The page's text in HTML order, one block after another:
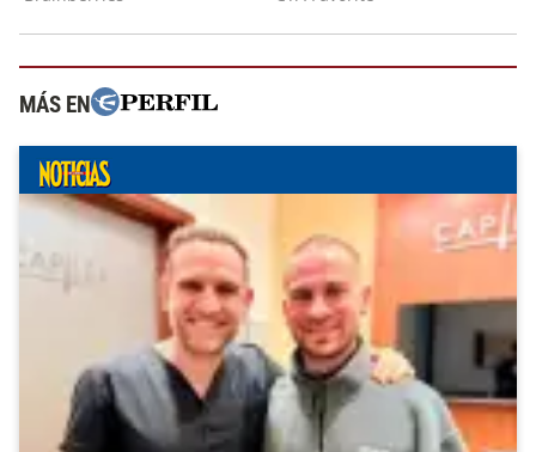
MÁS EN